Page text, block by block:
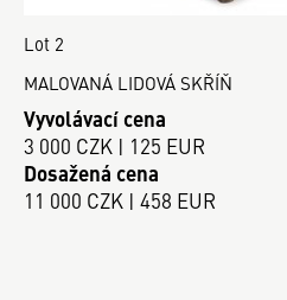
Lot 2
MALOVANÁ LIDOVÁ SKŘÍŇ
Vyvolávací cena
3 000 CZK | 125 EUR
Dosažená cena
11 000 CZK | 458 EUR